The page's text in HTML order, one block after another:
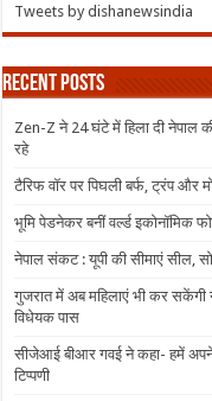
Tweets by dishanewsindia
Recent Posts
Zen-Z ने 24 घंटे में हिला दी नेपाल
रहे
टैरिफ वॉर पर पिघली बर्फ, ट्रंप और
भूमि पेडनेकर बनीं वर्ल्ड इकोनॉमिक
नेपाल संकट : यूपी की सीमाएं सील,
गुजरात में अब महिलाएं भी कर सकेंगी
विधेयक पास
सीजेआई बीआर गवई ने कहा- हमें अपने
टिप्पणी